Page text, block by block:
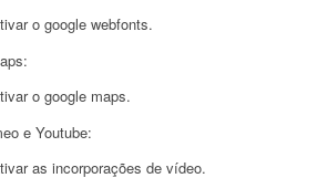
o google webfonts.
o google maps.
e Youtube:
as incorporações de vídeo.